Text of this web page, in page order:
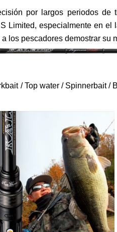
por largos periodos de
Limited, especialmente en el
los pescadores demostrar su
/ Top water / Spinnerbait /